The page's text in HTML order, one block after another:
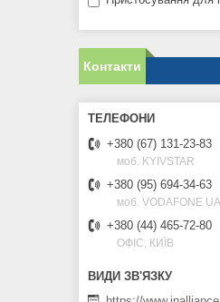
Контакти
+380 (67) 131-23-83
моб. KYIVSTAR
+380 (95) 694-34-63
моб. VODAFONE UA
+380 (44) 465-72-80
ОФІС, КИЇВ